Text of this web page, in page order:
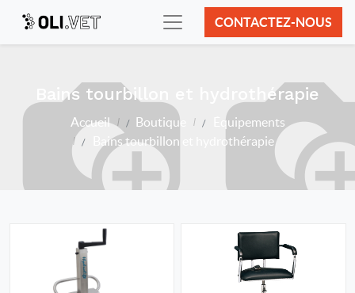
CONTACTEZ-NOUS
Bains tourbillon et hydrothérapie
Accueil Boutique
Équipements
Bains tourbillon et hydrothérapie